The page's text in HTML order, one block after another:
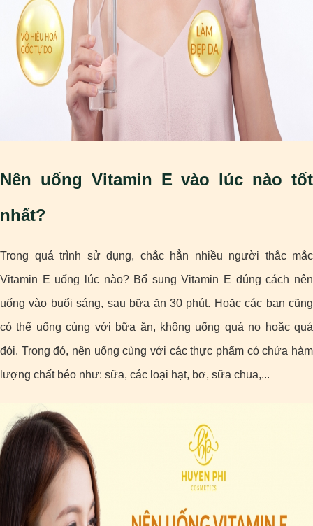
Nên uống Vitamin E vào lúc nào tốt
nhất?
Trong quá trình sử dụng, chắc hẳn nhiều người thắc mắc
Vitamin E uống lúc nào? Bổ sung Vitamin E đúng cách nên
uống vào buổi sáng, sau bữa ăn 30 phút. Hoặc các bạn cũng
có thể uống cùng với bữa ăn, không uống quá no hoặc quá
đói. Trong đó, nên uống cùng với các thực phẩm có chứa hàm
lượng chất béo như: sữa, các loại hạt, bơ, sữa chua,...